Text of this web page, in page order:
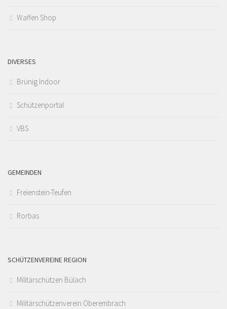
Waffen Shop
DIVERSES
Brünig Indoor
Schützenportal
VBS
GEMEINDEN
Freienstein-Teufen
Rorbas
SCHÜTZENVEREINE REGION
Militärschützen Bülach
Militärschützenverein Oberembrach